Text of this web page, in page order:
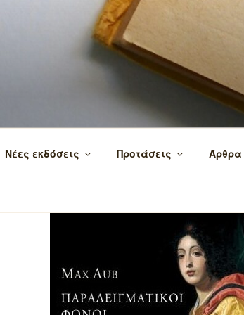
τα βιβλία και τη γνώση!
Νέες εκδόσεις Προτάσεις Άρθρα